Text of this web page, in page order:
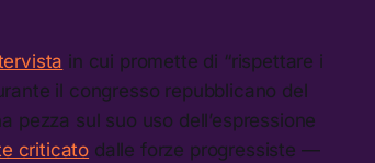
in cui promette di “rispettare i
il congresso repubblicano del
pezza sul suo uso dell’espressione
criticato dalle forze progressiste —